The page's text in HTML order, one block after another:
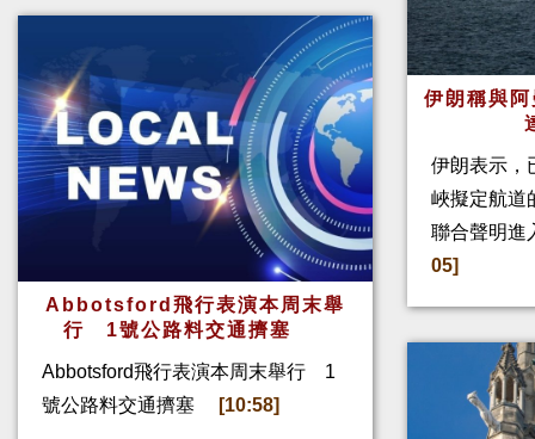
Abbotsford飛行表演本周末舉
行 1號公路料交通擠塞
Abbotsford飛行表演本周末舉行 1
號公路料交通擠塞
[10:58]
伊朗稱與
伊朗表示，
峽擬定航道
聯合聲明進
05]